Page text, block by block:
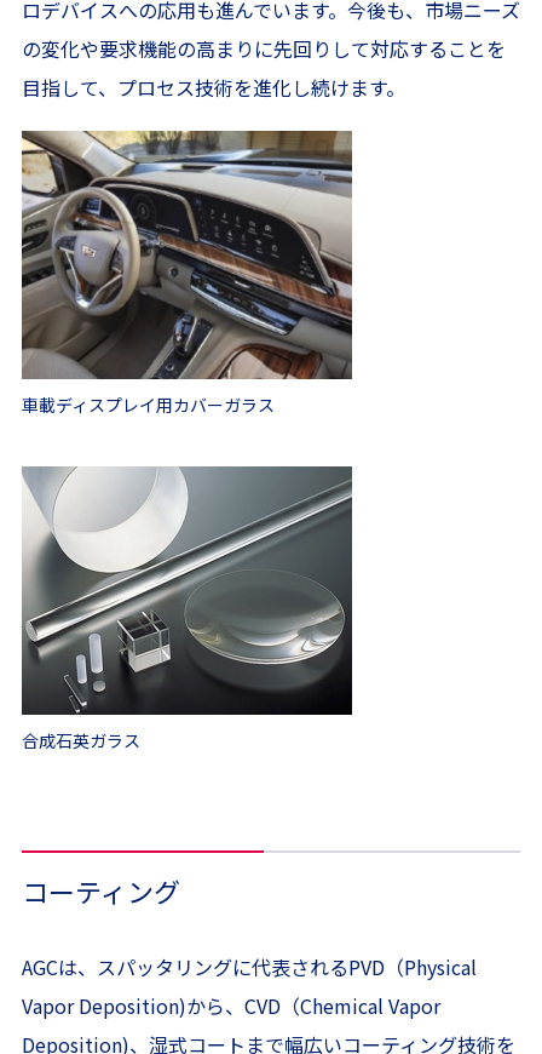
ロデバイスへの応用も進んでいます。今後も、市場ニーズ
の変化や要求機能の高まりに先回りして対応することを
目指して、プロセス技術を進化し続けます。
車載ディスプレイ用カバーガラス
合成石英ガラス
コーティング
AGCは、スパッタリングに代表されるPVD（Physical
Vapor Deposition)から、CVD（Chemical Vapor
Deposition)、湿式コートまで幅広いコーティング技術を